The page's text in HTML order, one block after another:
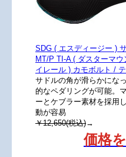
SDG ( エスディージー )
MT/P TI-A ( ダスターマ
イレール ) カモボルト /
サドルの角が滑らかにな
的なペダリングが可能。
ーとケブラー素材を採用
動が容易
￥12,650(税込)→
価格